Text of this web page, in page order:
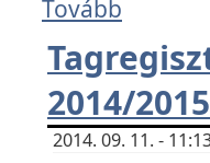
Tovább
2014/
2014. 09. 11. -